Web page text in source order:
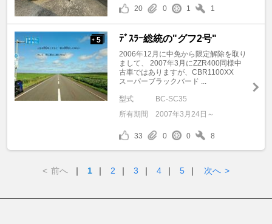
20 0 1 1
+ 5 ﾃﾞｽﾗｰ総統の"グフ2号"
2006年12月に中免から限定解除を取り
まして、 2007年3月にZZR400同様中
古車ではありますが、CBR1100XX
スーパーブラックバード ...
型式
BC-SC35
所有期間
2007年3月24日～
33 0 0 8
< 前へ ｜ 1 ｜ 2 ｜ 3 ｜ 4 ｜ 5 ｜ 次へ >